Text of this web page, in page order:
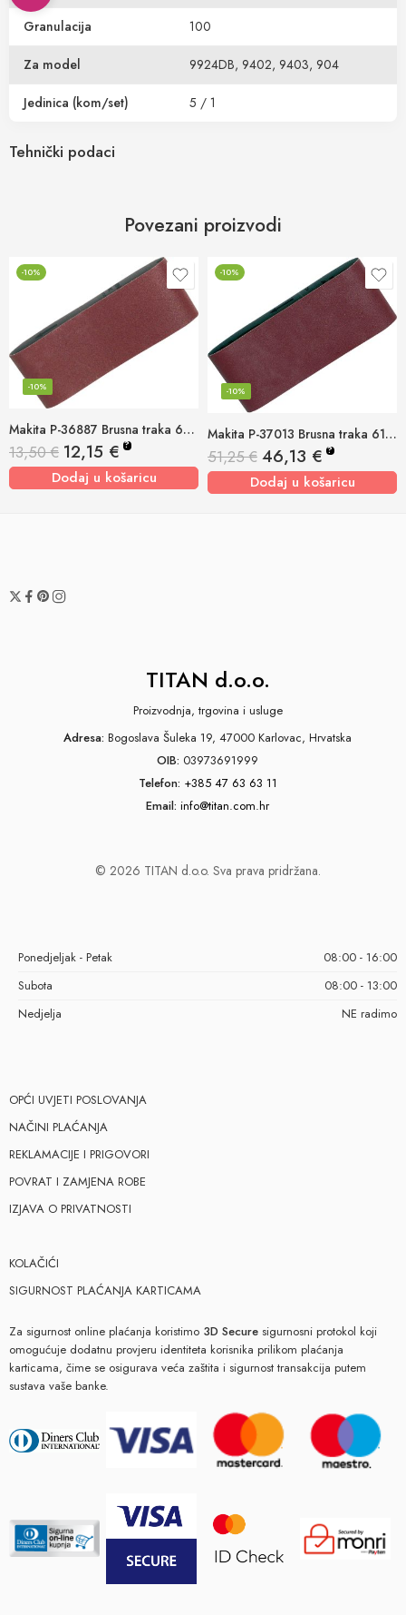
Tehnički podaci
Granulacija 100
Za model 9924DB, 9402, 9403, 904
Jedinica (kom/set) 5 / 1
Povezani proizvodi
-10%
Makita P-36887 Brusna traka 610x100mm K40 (pk/5kom)
-10%
13,50€ 12,15 € ?
Dodaj u košaricu
-10%
Makita P-37013 Brusna traka 610x100mm K240 (pk/25kom)
-10%
51,25€ 46,13 € ?
Dodaj u košaricu
TITAN d.o.o.
Proizvodnja, trgovina i usluge
Adresa: Bogoslava Šuleka 19, 47000 Karlovac, Hrvatska
OIB: 03973691999
Telefon: +385 47 63 63 11
Email: info@titan.com.hr
© 2026 TITAN d.o.o. Sva prava pridržana.
Ponedjeljak - Petak
08:00 - 16:00
Subota
08:00 - 13:00
Nedjelja
NE radimo
OPĆI UVJETI POSLOVANJA
NAČINI PLAĆANJA
REKLAMACIJE I PRIGOVORI
POVRAT I ZAMJENA ROBE
IZJAVA O PRIVATNOSTI
KOLAČIĆI
SIGURNOST PLAĆANJA KARTICAMA
Za sigurnost online plaćanja koristimo 3D Secure sigurnosni protokol koji
omogućuje dodatnu provjeru identiteta korisnika prilikom plaćanja
karticama, čime se osigurava veća zaštita i sigurnost transakcija putem
sustava vaše banke.